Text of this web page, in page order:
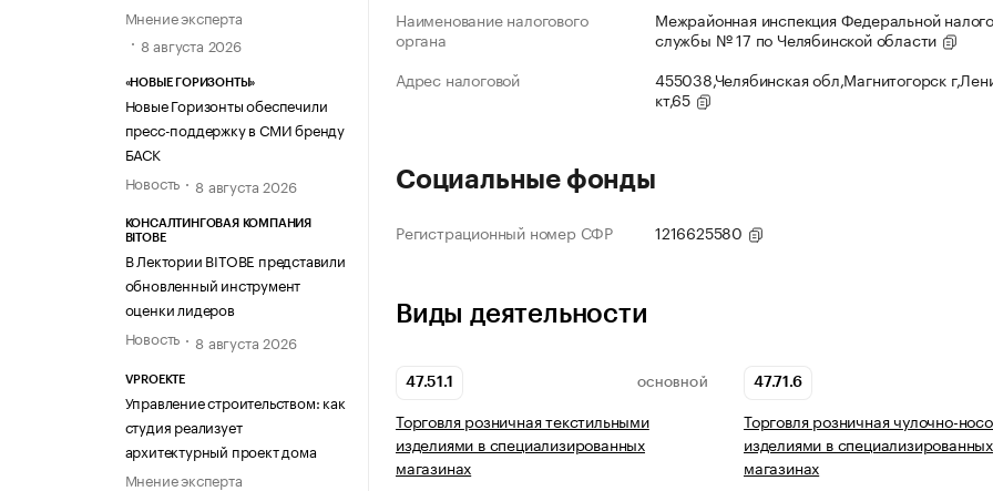
Мнение эксперта
8 августа 2026
«НОВЫЕ ГОРИЗОНТЫ»
Новые Горизонты обеспечили
пресс-поддержку в СМИ бренду
БАСК
Новость
8 августа 2026
КОНСАЛТИНГОВАЯ КОМПАНИЯ
BITOBE
В Лектории BITOBE представили
обновленный инструмент
оценки лидеров
Новость
8 августа 2026
VPROEKTE
Управление строительством: как
студия реализует
архитектурный проект дома
Мнение эксперта
Наименование налогового
органа
Межрайонная инспекция Федеральной
службы № 17 по Челябинской области
Адрес налоговой
455038,Челябинская обл,Магнитогорск
кт,65
Социальные фонды
Регистрационный номер СФР 1216625580
Виды деятельности
47.51.1 ОСНОВНОЙ
Торговля розничная текстильными
изделиями в специализированных
магазинах
47.71.6
Торговля розничная чулочно-
изделиями в специализированных
магазинах